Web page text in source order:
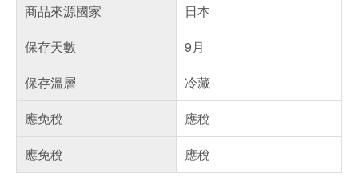
商品來源國家
日本
保存天數
9月
保存溫層
冷藏
應免稅
應稅
應免稅
應稅